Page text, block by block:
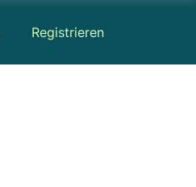
Registrieren